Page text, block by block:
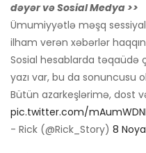
dəyər və Sosial Medya >>
Ümumiyyətlə məşq
ilham verən xəbərlər
Sosial hesablarda təqaüdə
yazı var, bu da sonuncusu
Bütün azarkeşlərimə, dost
pic.twitter.com/
- Rick (@Rick_Story) 8